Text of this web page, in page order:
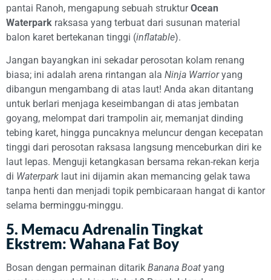
pantai Ranoh, mengapung sebuah strukturOcean
Waterpark raksasa yang terbuat dari susunan material
balon karet bertekanan tinggi (inflatable).
Jangan bayangkan ini sekadar perosotan kolam renang
biasa; ini adalah arena rintangan ala Ninja Warrioryang
dibangun mengambang di atas laut! Anda akan ditantang
untuk berlari menjaga keseimbangan di atas jembatan
goyang, melompat dari trampolin air, memanjat dinding
tebing karet, hingga puncaknya meluncur dengan kecepatan
tinggi dari perosotan raksasa langsung menceburkan diri ke
laut lepas. Menguji ketangkasan bersama rekan-rekan kerja
di Waterpark laut ini dijamin akan memancing gelak tawa
tanpa henti dan menjadi topik pembicaraan hangat di kantor
selama berminggu-minggu.
5. Memacu Adrenalin Tingkat
Ekstrem: Wahana Fat Boy
Bosan dengan permainan ditarik Banana Boat yang